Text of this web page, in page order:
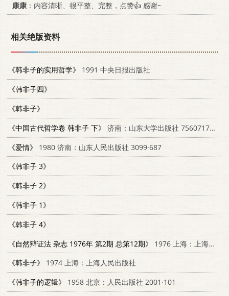
康康 ：内容清晰、很平整、完整，点赞👍 感谢~
相关绝版资料
《韩非子的实用哲学》
1991 中央日报出版社
《韩非子四》
《韩非子》
《中国古代哲学卷 韩非子 下》
济南：山东大学出版社 7560717381
《爱情》
1980 济南：山东人民出版社 3099·687
《韩非子 3》
《韩非子 2》
《韩非子 1》
《韩非子 4》
《自然辩证法 杂志 1976年 第2期 总第12期》
1976 上海：上海人民出版社
《韩非子》
1974 上海：上海人民出版社
《韩非子的逻辑》
1958 北京：人民出版社 2001·101